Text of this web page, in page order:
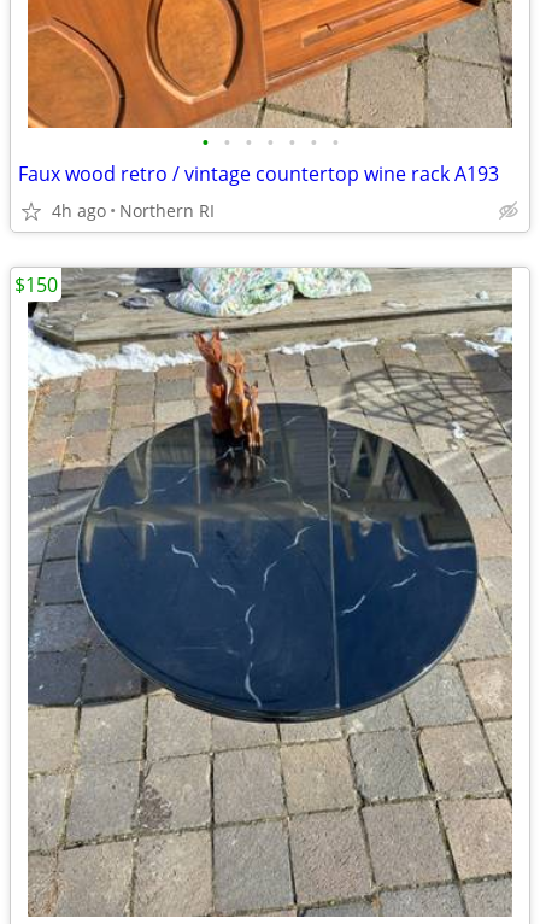
• • • • • • •
Faux wood retro / vintage countertop wine rack A193
4h ago Northern RI
$150